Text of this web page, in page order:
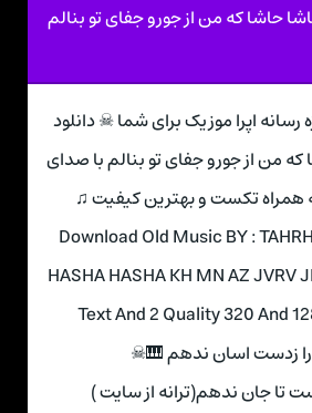
حاشا که من از جورو جفای تو بنالم
رسانه اپرا موزیک برای شما ☠ دانلود
من از جورو جفای تو بنالم با صدای
تکست و بهترین کیفیت ♫
Download Old Music BY :
HASHA HASHA KH MN AZ JVRV
Text And 2 Quality 320 And
را زدست اسان ندهم 🎹☠
تا جان ندهم(ترانه از سایت )